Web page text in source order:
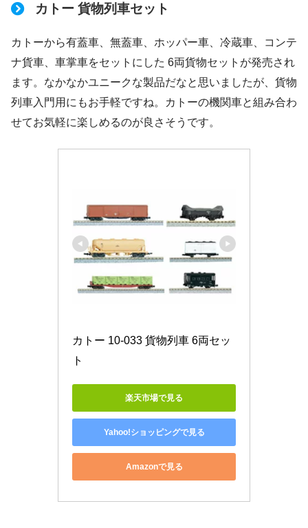
カトー 貨物列車セット
カトーから有蓋車、無蓋車、ホッパー車、冷蔵車、コンテ
ナ貨車、車掌車をセットにした 6両貨物セットが発売され
ます。なかなかユニークな製品だなと思いましたが、貨物
列車入門用にもお手軽ですね。カトーの機関車と組み合わ
せてお気軽に楽しめるのが良さそうです。
カトー 10-033 貨物列車 6両セッ
ト
楽天市場で見る
Yahoo!ショッピングで見る
Amazonで見る